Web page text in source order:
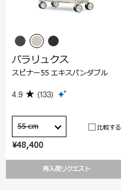
¥48,400
再入荷リクエスト
パラリュクス
スピナー55 エキスパンダブル
4.9 (133)
55 cm 比較する